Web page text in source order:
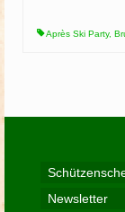
Après Ski Party,
Newsletter